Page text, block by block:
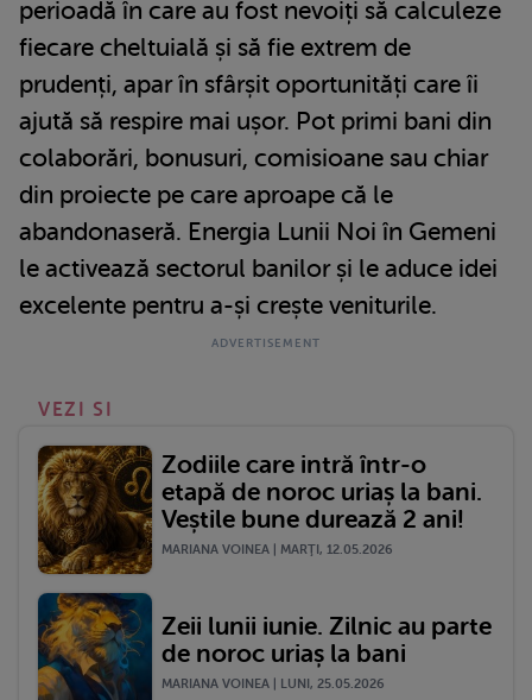
perioadă în care au fost nevoiți să calculeze
fiecare cheltuială și să fie extrem de
prudenți, apar în sfârșit oportunități care îi
ajută să respire mai ușor. Pot primi bani din
colaborări, bonusuri, comisioane sau chiar
din proiecte pe care aproape că le
abandonaseră. Energia Lunii Noi în Gemeni
le activează sectorul banilor și le aduce idei
excelente pentru a-și crește veniturile.
VEZI SI
Zodiile care intră într-o
etapă de noroc uriaș la bani.
Veștile bune durează 2 ani!
MARIANA VOINEA | MARŢI, 12.05.2026
Zeii lunii iunie. Zilnic au parte
de noroc uriaș la bani
MARIANA VOINEA | LUNI, 25.05.2026